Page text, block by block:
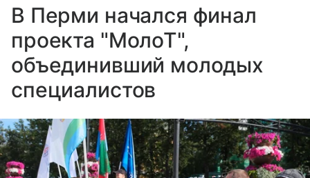
В Перми начался финал
проекта "МолоТ",
объединивший молодых
специалистов